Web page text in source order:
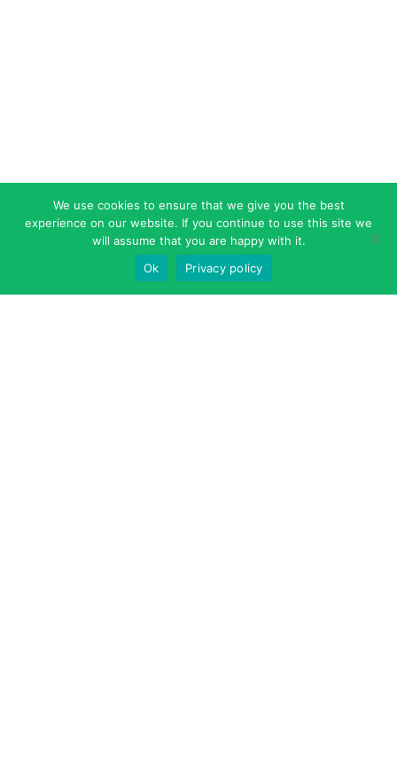
We use cookies to ensure that we give you the best
experience on our website. If you continue to use this site we
will assume that you are happy with it.
Ok
Privacy policy